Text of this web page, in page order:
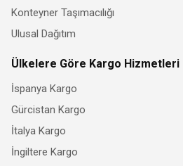
Konteyner Taşımacılığı
Ulusal Dağıtım
Ülkelere Göre Kargo Hizmetleri
İspanya Kargo
Gürcistan Kargo
İtalya Kargo
İngiltere Kargo